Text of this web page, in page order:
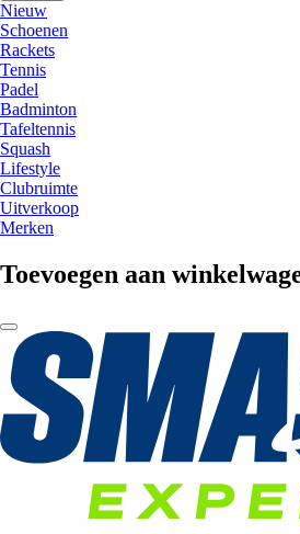
Nieuw
Schoenen
Rackets
Tennis
Padel
Badminton
Tafeltennis
Squash
Lifestyle
Clubruimte
Uitverkoop
Merken
Toevoegen aan